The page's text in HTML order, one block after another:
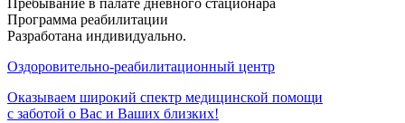
Пребывание в палате дневного стационара
Программа реабилитации
Разработана индивидуально.
Оздоровительно-реабилитационный центр
Оказываем широкий спектр медицинской помощи
с заботой о Вас и Ваших близких!